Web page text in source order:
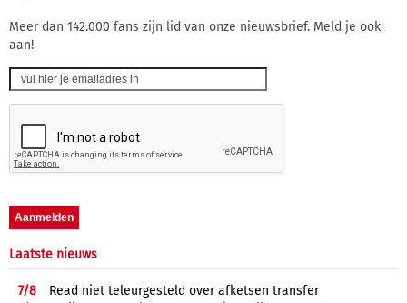
Meer dan 142.000 fans zijn lid van onze nieuwsbrief. Meld je ook
aan!
Laatste nieuws
7/8
Read niet teleurgesteld over afketsen transfer